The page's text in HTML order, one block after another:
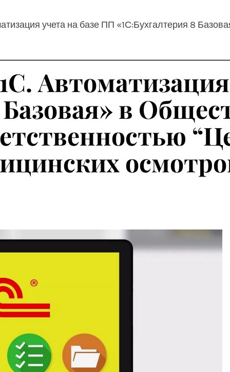
учета на базе ПП «1С:Бухгалтерия 8
в